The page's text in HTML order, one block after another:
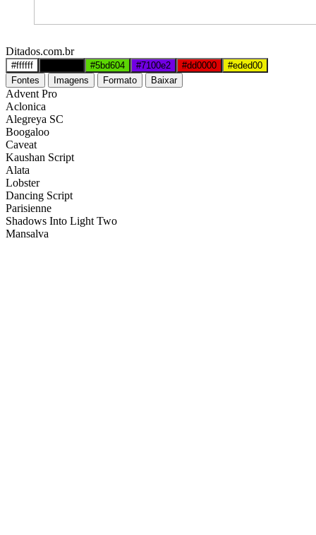
Ditados.com.br
#ffffff #5bd604 #7100e2 #dd0000
#eded00
Fontes
Imagens Formato Baixar
Advent Pro
Aclonica
Alegreya SC
Boogaloo
Caveat
Kaushan Script
Alata
Lobster
Dancing Script
Parisienne
Shadows Into Light Two
Mansalva